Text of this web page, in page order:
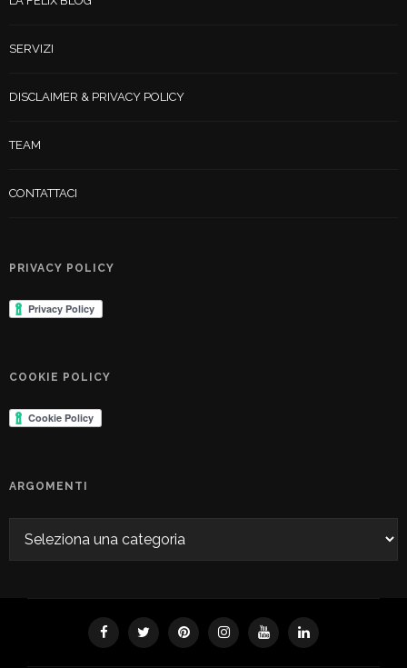
SERVIZI
DISCLAIMER & PRIVACY POLICY
TEAM
CONTATTACI
PRIVACY POLICY
COOKIE POLICY
ARGOMENTI